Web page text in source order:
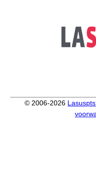
© 2006-2026